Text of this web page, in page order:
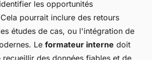
les opportunités
pourrait inclure des retours
études de cas, ou l'intégration de
Le formateur interne doit